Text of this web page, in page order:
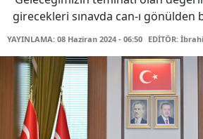
girecekleri sınavda can-ı gönülden
YAYINLAMA: 08 Haziran 2024 - 06:50 EDİTÖR: